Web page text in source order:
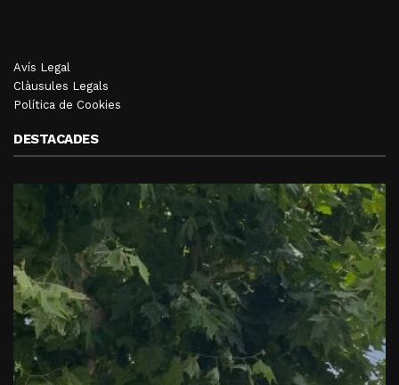
Avís Legal
Clàusules Legals
Política de Cookies
DESTACADES